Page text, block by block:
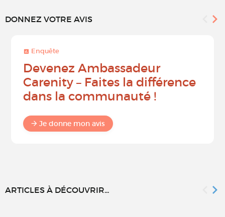
DONNEZ VOTRE AVIS
Enquête
Devenez Ambassadeur
Carenity – Faites la différence
dans la communauté !
Je donne mon avis
ARTICLES À DÉCOUVRIR...